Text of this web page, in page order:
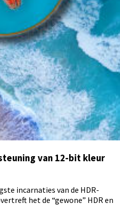
van 12-bit kleur
incarnaties van de HDR-
het de “gewone” HDR en